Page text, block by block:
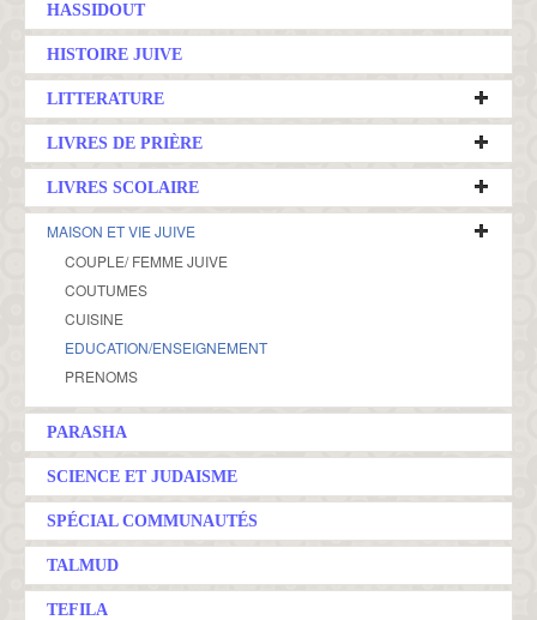
HASSIDOUT
HISTOIRE JUIVE
LITTERATURE
LIVRES DE PRIÈRE
LIVRES SCOLAIRE
MAISON ET VIE JUIVE
COUPLE/ FEMME JUIVE
COUTUMES
CUISINE
EDUCATION/ENSEIGNEMENT
PRENOMS
PARASHA
SCIENCE ET JUDAISME
SPÉCIAL COMMUNAUTÉS
TALMUD
TEFILA